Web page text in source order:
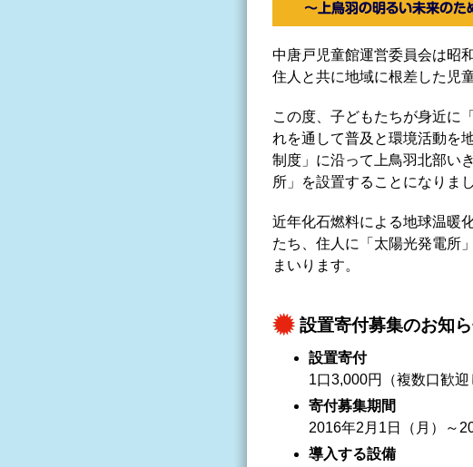
中唐戸児童館運営委員会は昭
住人と共に地域に根差した児
この度、子どもたちが身近に
れを通して普及と環境活動を
制度」に沿って上鳥羽北部い
所」を設置することになりまし
近年化石燃料による地球温暖
たち、住人に「太陽光発電所
まいります。
設置寄付募集のお知
設置寄付
1口3,000円（複数口歓迎
寄付募集期間
2016年2月1日（月）～
導入する設備